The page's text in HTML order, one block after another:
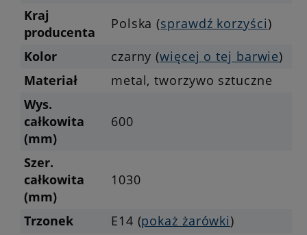
Kraj
producenta
Polska (sprawdź korzyści)
Kolor
czarny (więcej o tej barwie)
Materiał
metal, tworzywo sztuczne
Wys.
całkowita
(mm)
600
Szer.
całkowita
(mm)
1030
Trzonek E14 (pokaż żarówki)